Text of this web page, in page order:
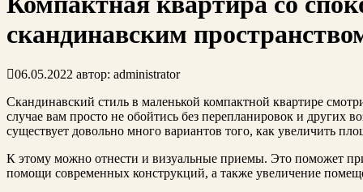
скандинавским
06.05.2022 автор: administrator
Скандинавский стиль в маленькой компактной квартире
случае вам просто не обойтись без перепланировок и других
существует довольно много вариантов того, как увеличить
К этому можно отнести и визуальные приемы. Это поможет
помощи современных конструкций, а также увеличение